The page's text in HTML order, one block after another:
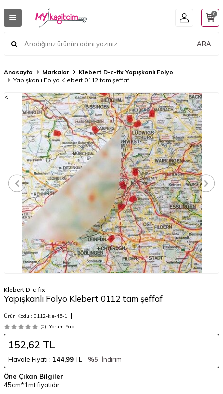
ARA
0
Anasayfa Markalar
Klebert D-c-fix Yapışkanlı Folyo
Yapışkanlı Folyo Klebert 0112 tam şeffaf
<
Klebert D-c-fix
Yapışkanlı Folyo Klebert 0112 tam şeffaf
Ürün Kodu : 0112-kle-45-1
(0) Yorum Yap
152,62 TL
Havale Fiyatı : 144,99TL %5 İndirim
Öne Çıkan Bilgiler
45cm*1mt fiyatıdır.